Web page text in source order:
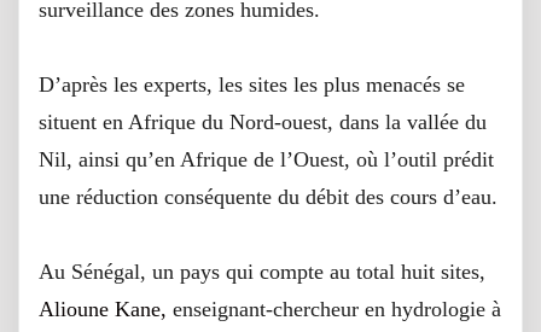
surveillance des zones humides.
D’après les experts, les sites les plus menacés se
situent en Afrique du Nord-ouest, dans la vallée du
Nil, ainsi qu’en Afrique de l’Ouest, où l’outil prédit
une réduction conséquente du débit des cours d’eau.
Au Sénégal, un pays qui compte au total huit sites,
Alioune Kane, enseignant-chercheur en hydrologie à